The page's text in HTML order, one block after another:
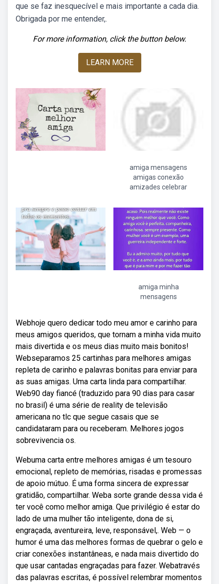
que se faz inesquecível e mais importante a cada dia.
Obrigada por me entender,.
For more information, click the button below.
LEARN MORE
amiga mensagens
amigas conexão
amizades celebrar
amiga minha
mensagens
Webhoje quero dedicar todo meu amor e carinho para
meus amigos queridos, que tornam a minha vida muito
mais divertida e os meus dias muito mais bonitos!
Webseparamos 25 cartinhas para melhores amigas
repleta de carinho e palavras bonitas para enviar para
as suas amigas. Uma carta linda para compartilhar.
Web90 day fiancé (traduzido para 90 dias para casar
no brasil) é uma série de reality de televisão
americana no tlc que segue casais que se
candidataram para ou receberam. Melhores jogos
sobrevivencia os.
Webuma carta entre melhores amigas é um tesouro
emocional, repleto de memórias, risadas e promessas
de apoio mútuo. É uma forma sincera de expressar
gratidão, compartilhar. Weba sorte grande dessa vida é
ter você como melhor amiga. Que privilégio é estar do
lado de uma mulher tão inteligente, dona de si,
engraçada, aventureira, leve, responsável,. Web — o
humor é uma das melhores formas de quebrar o gelo e
criar conexões instantâneas, e nada mais divertido do
que usar cantadas engraçadas para fazer. Webatravés
das palavras escritas, é possível relembrar momentos